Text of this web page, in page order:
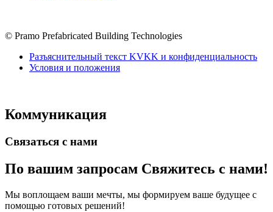
© Pramo Prefabricated Building Technologies
Разъяснительный текст KVKK и конфиденциальность
Условия и положения
Коммуникация
Связаться с нами
По вашим запросам Свяжитесь с нами!
Мы воплощаем ваши мечты, мы формируем ваше будущее с
помощью готовых решений!